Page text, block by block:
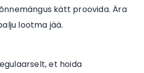
kätt proovida. Ära
lootma jää.
et hoida